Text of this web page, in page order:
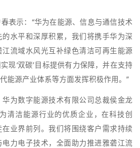
表示：“华为在能源、信息与通信技术
水平和深厚积累，我们将携手华为深
流域水风光互补绿色清洁可再生能源
现‘双碳’目标提供有力保障，并在支持
能源产业体系等方面发挥积极作用。”
为数字能源技术有限公司总裁侯金龙
清洁能源行业的优质企业，在科技创
业界前列。我们将围绕客户需求持续
力电子技术，全面助力推进雅砻江流